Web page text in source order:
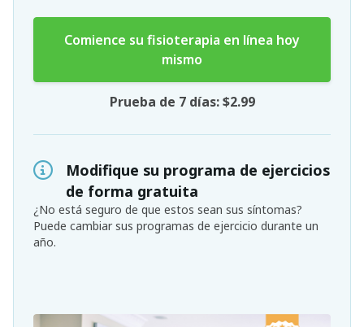
Comience su fisioterapia en línea hoy
mismo
Prueba de 7 días: $2.99
Modifique su programa de ejercicios
de forma gratuita
¿No está seguro de que estos sean sus síntomas?
Puede cambiar sus programas de ejercicio durante un
año.